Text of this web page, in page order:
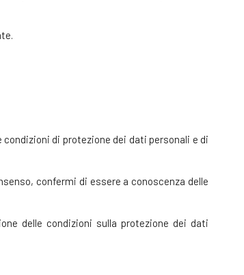
di protezione dei dati personali e di
confermi di essere a conoscenza delle
delle condizioni sulla protezione dei dati